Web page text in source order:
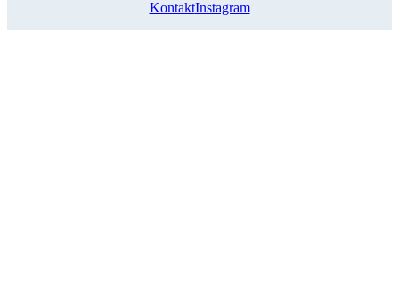
KontaktInstagram